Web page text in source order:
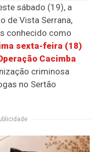
sábado (19), a
de Vista Serrana,
conhecido como
sexta-feira (18)
Cacimba
criminosa
no Sertão